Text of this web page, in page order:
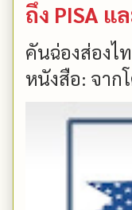
ถึง PISA
คันฉ่องส่องไ
หนังสือ: จากโ